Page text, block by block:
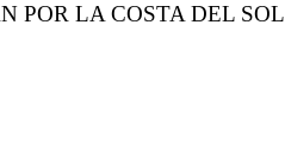
POR LA COSTA DEL SOL